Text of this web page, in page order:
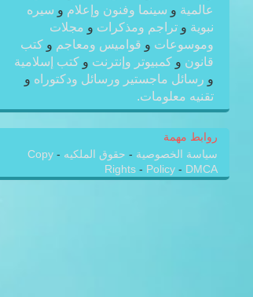
عالمية و سينما وفنون وإعلام و سيره
نبوية و تراجم ومذكرات و مجلات
وموسوعات و قواميس ومعاجم و كتب
قانون و كمبيوتر وإنترنت و كتب إسلامية
و رسائل ماجستير ورسائل ودكتوراه و
تقنيه معلومات.
روابط مهمة
سياسة الخصوصية - حقوق الملكيه -
Copy
Rights - Policy - DMCA